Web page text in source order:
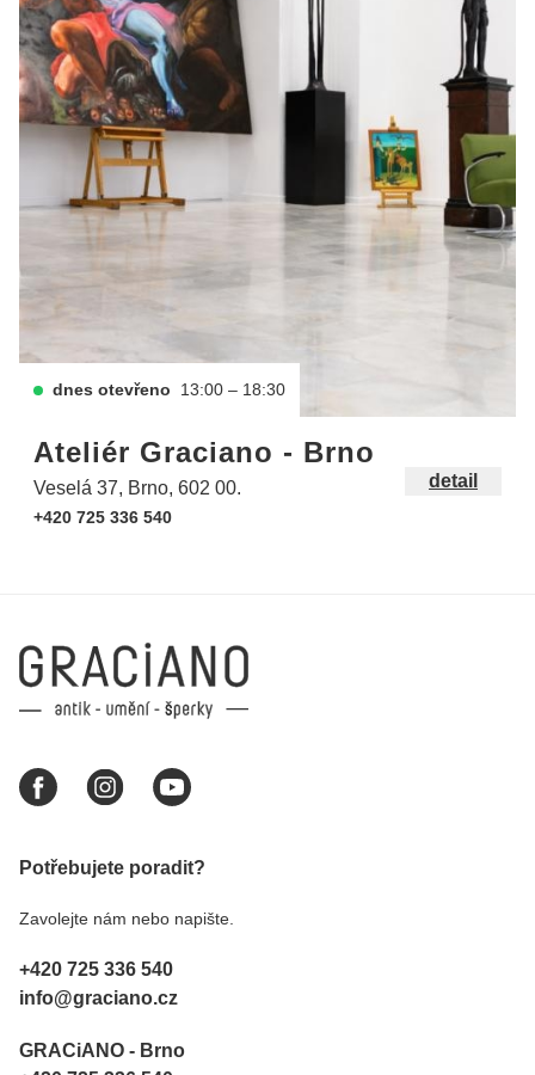
dnes otevřeno 13:00 – 18:30
Ateliér Graciano - Brno
Veselá 37, Brno, 602 00.
+420 725 336 540
detail
Potřebujete poradit?
Zavolejte nám nebo napište.
+420 725 336 540
info@graciano.cz
GRACiANO - Brno